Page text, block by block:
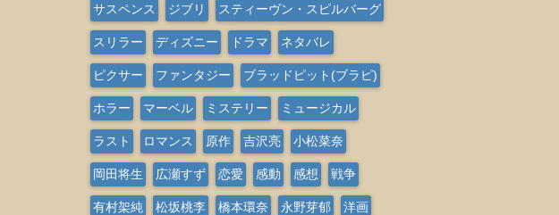
サスペンス ジブリ スティーヴン・スピルバーグ
スリラー ディズニー ドラマ ネタバレ
ピクサー ファンタジー ブラッドピット(ブラピ)
ホラー マーベル ミステリー ミュージカル
ラスト ロマンス 原作 吉沢亮 小松菜奈
岡田将生 広瀬すず 恋愛 感動 感想 戦争
有村架純 松坂桃李 橋本環奈 永野芽郁 洋画